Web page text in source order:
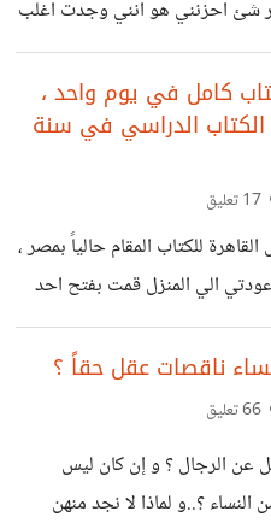
شئ احزنني هو انني وجدت اغلب
من حولي درجاتهم تزداد عن ٩٠ ٪ تقريبا ( اعلي من درجتي بكثير
سئ حتي الان فكيف لي ان
بأصدقائي ؟ و هل بعض
فشلوا في دراستهم هي
؟
كامل في يوم واحد ،
الكتاب الدراسي في سنة
للكتاب المقام حالياً بمصر ،
الي المنزل قمت بفتح احد
الكتب التي اشتريتها ، و فوجئت بقراءتي لحوالي ١٠٠ صفحة من
! و حتي الآن اتذكر ماقرأته
( و هو كتاب في مجال علم
كتاب الفيزياء المدرسي ( حيث
نفسي لم اذاكر
ناقصات عقل حقاً ؟
عن الرجال ؟ و إن كان ليس
؟..و لماذا لا نجد منهن